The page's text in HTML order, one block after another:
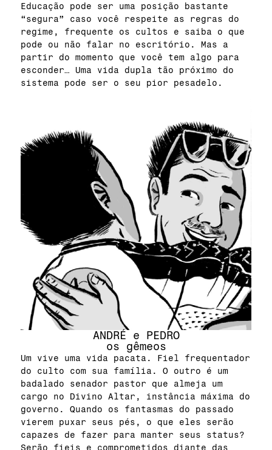
Educação pode ser uma posição bastante
“segura” caso você respeite as regras do
regime, frequente os cultos e saiba o que
pode ou não falar no escritório. Mas a
partir do momento que você tem algo para
esconder… Uma vida dupla tão próximo do
sistema pode ser o seu pior pesadelo.
ANDRÉ e PEDRO
os gêmeos
Um vive uma vida pacata. Fiel frequentador
do culto com sua família. O outro é um
badalado senador pastor que almeja um
cargo no Divino Altar, instância máxima do
governo. Quando os fantasmas do passado
vierem puxar seus pés, o que eles serão
capazes de fazer para manter seus status?
Serão fieis e comprometidos diante das